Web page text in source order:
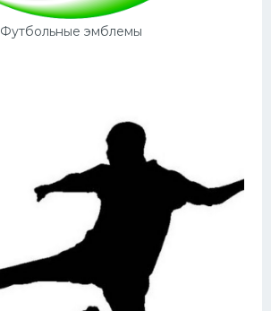
Футбольные эмблемы